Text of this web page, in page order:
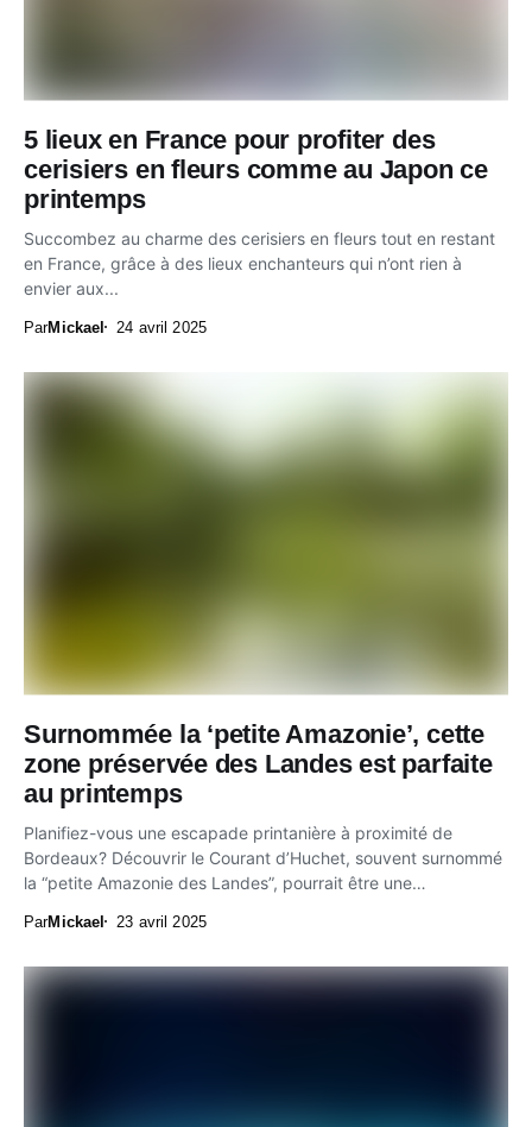
5 lieux en France pour profiter des
cerisiers en fleurs comme au Japon ce
printemps
Succombez au charme des cerisiers en fleurs tout en restant
en France, grâce à des lieux enchanteurs qui n’ont rien à
envier aux...
ParMickael 24 avril 2025
Surnommée la ‘petite Amazonie’, cette
zone préservée des Landes est parfaite
au printemps
Planifiez-vous une escapade printanière à proximité de
Bordeaux? Découvrir le Courant d’Huchet, souvent surnommé
la “petite Amazonie des Landes”, pourrait être une
ParMickael 23 avril 2025